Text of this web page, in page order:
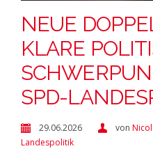
NEUE
KLARE
SPD-
29.06.2026 von
Landespolitik